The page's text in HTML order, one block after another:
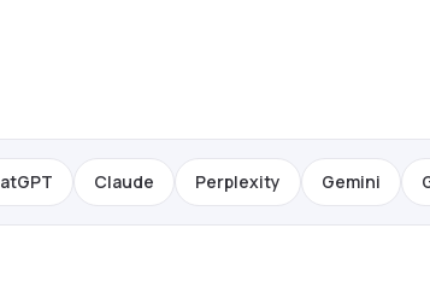
Claude Perplexity Gemini